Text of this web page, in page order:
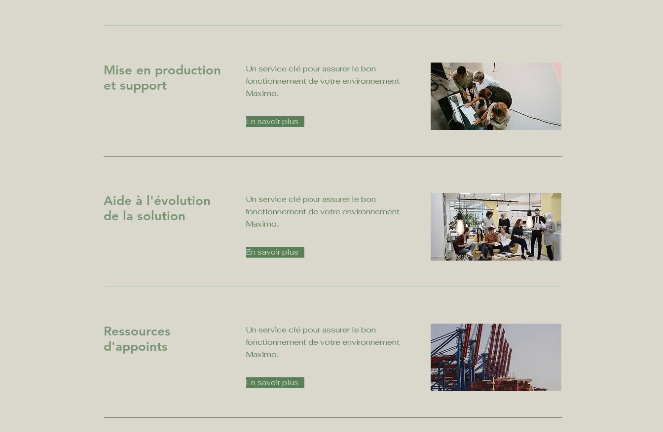
Mise en production
et support
Un service clé pour assurer le bon
fonctionnement de votre environnement
Maximo.
En savoir plus
Aide à l'évolution
de la solution
Un service clé pour assurer le bon
fonctionnement de votre environnement
Maximo.
En savoir plus
Ressources
d'appoints
Un service clé pour assurer le bon
fonctionnement de votre environnement
Maximo.
En savoir plus